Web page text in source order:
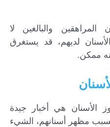
والبالغين لا
لديهم، قد يستغرق
ممكن.
الأسنان هي أخبار جيدة
مظهر أسنانهم، الشيء